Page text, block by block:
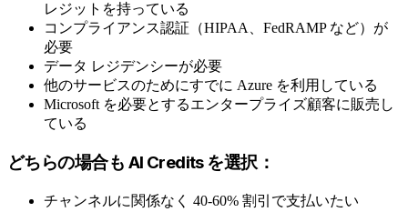
レジットを持っている
コンプライアンス認証（HIPAA、FedRAMP など）が
必要
データ レジデンシーが必要
他のサービスのためにすでに Azure を利用している
Microsoft を必要とするエンタープライズ顧客に販売し
ている
どちらの場合も AI Credits を選択：
チャンネルに関係なく 40-60% 割引で支払いたい